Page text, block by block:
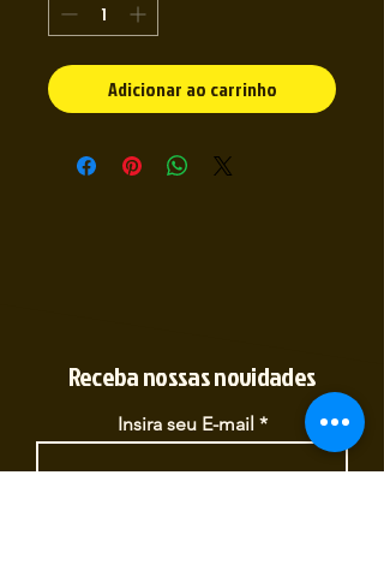
Adicionar ao carrinho
Receba nossas novidades
Insira seu E-mail